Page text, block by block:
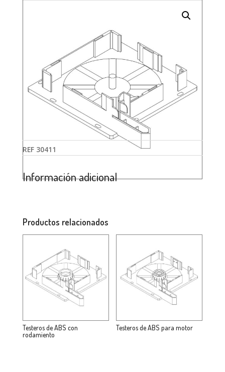
REF 30411
Información adicional
Productos relacionados
Testeros de ABS con
rodamiento
Testeros de ABS para motor